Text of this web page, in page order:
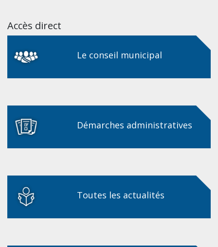
Accès direct
Le conseil municipal
Démarches administratives
Toutes les actualités